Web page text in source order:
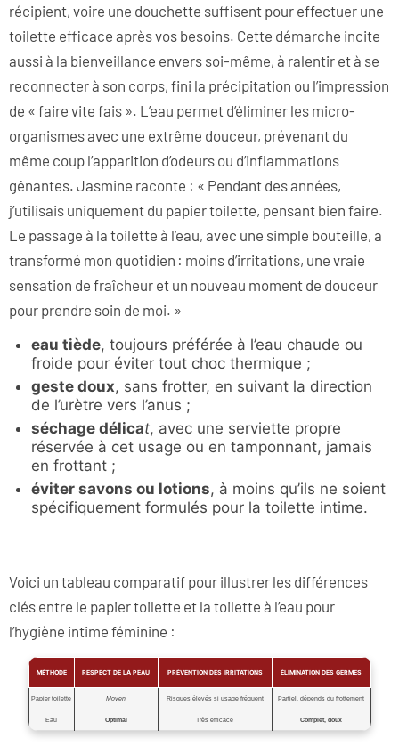
récipient, voire une douchette suffisent pour effectuer une
toilette efficace après vos besoins. Cette démarche incite
aussi à la bienveillance envers soi-même, à ralentir et à se
reconnecter à son corps, fini la précipitation ou l’impression
de « faire vite fais ». L’eau permet d’éliminer les micro-
organismes avec une extrême douceur, prévenant du
même coup l’apparition d’odeurs ou d’inflammations
gênantes. Jasmine raconte : « Pendant des années,
j’utilisais uniquement du papier toilette, pensant bien faire.
Le passage à la toilette à l’eau, avec une simple bouteille, a
transformé mon quotidien : moins d’irritations, une vraie
sensation de fraîcheur et un nouveau moment de douceur
pour prendre soin de moi. »
eau tiède, toujours préférée à l’eau chaude ou
froide pour éviter tout choc thermique ;
geste doux, sans frotter, en suivant la direction
de l’urètre vers l’anus ;
séchage délicat, avec une serviette propre
réservée à cet usage ou en tamponnant, jamais
en frottant ;
éviter savons ou lotions, à moins qu’ils ne soient
spécifiquement formulés pour la toilette intime.
Voici un tableau comparatif pour illustrer les différences
clés entre le papier toilette et la toilette à l’eau pour
l’hygiène intime féminine :
MÉTHODE RESPECT DE LA PEAU PRÉVENTION DES IRRITATIONS ÉLIMINATION DES GERMES
Papier toilette Moyen Risques élevés si usage fréquent Partiel, dépends du frottement
Eau Optimal Très efficace Complet, doux